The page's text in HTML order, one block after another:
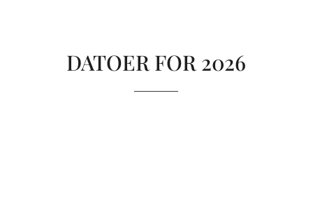
DATOER FOR 2026